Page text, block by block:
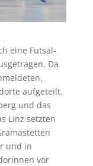
eine Futsal-
Da
aufgeteilt.
und das
Linz setzten
und in
vor